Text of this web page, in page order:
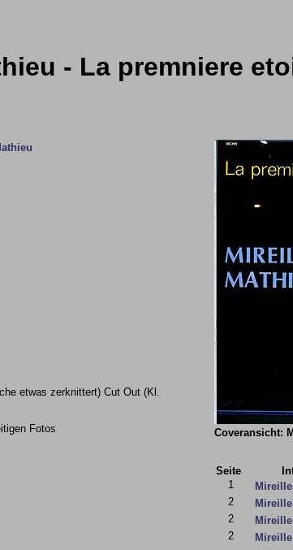
- La premniere
etwas zerknittert) Cut Out (Kl.
Fotos
Coveransicht:
Seite
1
2
2
2